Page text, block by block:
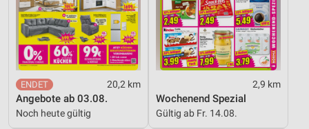
20,2 km
Angebote ab 03.08.
Noch heute gültig
2,9 km
Wochenend Spezial
Gültig ab Fr. 14.08.